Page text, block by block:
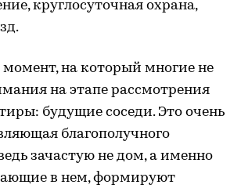
круглосуточная охрана,
момент, на который многие не
на этапе рассмотрения
будущие соседи. Это очень
благополучного
зачастую не дом, а именно
в нем, формируют